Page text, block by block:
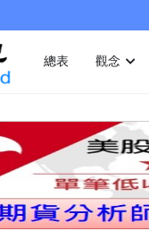
總表 觀念